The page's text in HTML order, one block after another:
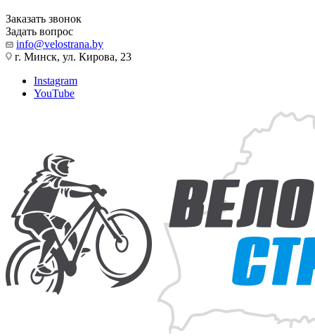
Заказать звонок
Задать вопрос
info@velostrana.by
г. Минск, ул. Кирова, 23
Instagram
YouTube